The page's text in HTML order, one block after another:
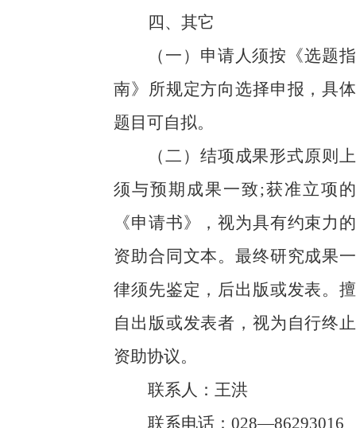
四、其它
（一） 申请人须按《选题指
南》所规定方向选择申报，具体
题目可自拟。
（二）结项成果形式原则上
须与预期成果一致;获准立项的
《申请书》，视为具有约束力的
资助合同文本。最终研究成果一
律须先鉴定，后出版或发表。擅
自出版或发表者，视为自行终止
资助协议。
联系人：王洪
联系电话： 028—86293016